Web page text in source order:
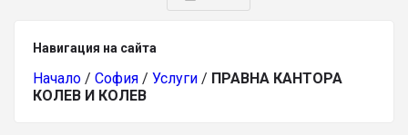
Навигация на сайта
Начало / София / Услуги / ПРАВНА КАНТОРА
КОЛЕВ И КОЛЕВ